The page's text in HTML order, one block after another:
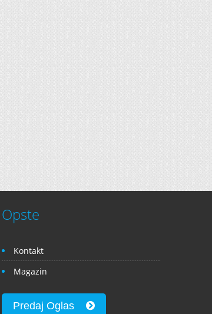
Opste
Kontakt
Magazin
Predaj Oglas